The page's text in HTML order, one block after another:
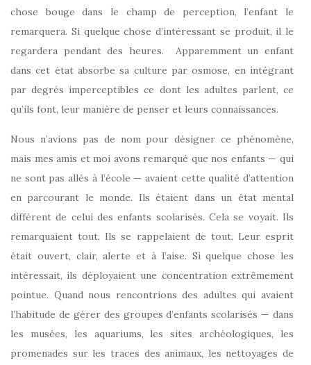
chose bouge dans le champ de perception, l’enfant le
remarquera. Si quelque chose d’intéressant se produit, il le
regardera pendant des heures.
Apparemment un enfant
dans cet état absorbe sa culture par osmose, en intégrant
par degrés imperceptibles ce dont les adultes parlent, ce
qu’ils font, leur manière de penser et leurs connaissances.
Nous n’avions pas de nom pour désigner ce phénomène,
mais mes amis et moi avons remarqué que nos enfants — qui
ne sont pas allés à l’école — avaient cette qualité d’attention
en parcourant le monde. Ils étaient dans un état mental
différent de celui des enfants scolarisés. Cela se voyait. Ils
remarquaient tout. Ils se rappelaient de tout. Leur esprit
était ouvert, clair, alerte et à l’aise. Si quelque chose les
intéressait, ils déployaient une concentration extrêmement
pointue. Quand nous rencontrions des adultes qui avaient
l’habitude de gérer des groupes d’enfants scolarisés — dans
les musées, les aquariums, les sites archéologiques, les
promenades sur les traces des animaux, les nettoyages de